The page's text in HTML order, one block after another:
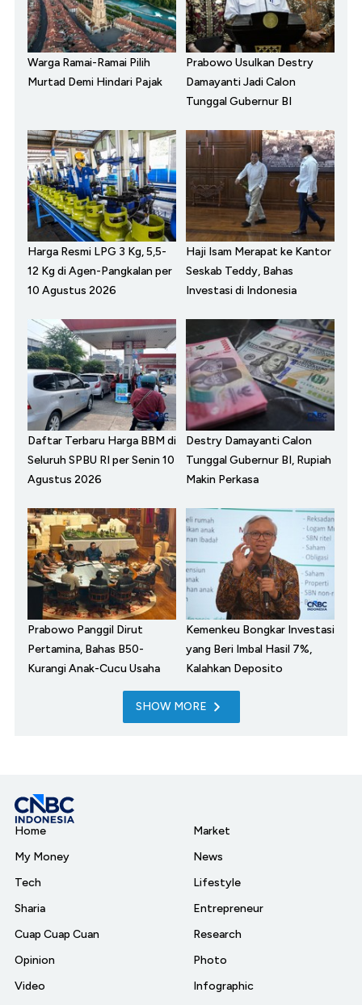
Warga Ramai-Ramai Pilih
Murtad Demi Hindari Pajak
Prabowo Usulkan Destry
Damayanti Jadi Calon
Tunggal Gubernur BI
Harga Resmi LPG 3 Kg, 5,5-
12 Kg di Agen-Pangkalan per
10 Agustus 2026
Haji Isam Merapat ke Kantor
Seskab Teddy, Bahas
Investasi di Indonesia
Daftar Terbaru Harga BBM di
Seluruh SPBU RI per Senin 10
Agustus 2026
Destry Damayanti Calon
Tunggal Gubernur BI, Rupiah
Makin Perkasa
Prabowo Panggil Dirut
Pertamina, Bahas B50-
Kurangi Anak-Cucu Usaha
Kemenkeu Bongkar Investasi
yang Beri Imbal Hasil 7%,
Kalahkan Deposito
SHOW MORE
Home
My Money
Tech
Sharia
Cuap Cuap Cuan
Opinion
Video
Market
News
Lifestyle
Entrepreneur
Research
Photo
Infographic